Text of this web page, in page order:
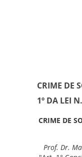
CRIME DE
1º DA LEI
CRIME DE
Prof. Dr.